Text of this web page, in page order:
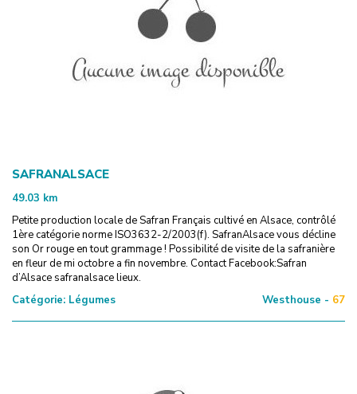
SAFRANALSACE
49.03 km
Petite production locale de Safran Français cultivé en Alsace, contrôlé
1ère catégorie norme ISO3632-2/2003(f). SafranAlsace vous décline
son Or rouge en tout grammage ! Possibilité de visite de la safranière
en fleur de mi octobre a fin novembre. Contact Facebook:Safran
d’Alsace safranalsace lieux.
Catégorie: Légumes Westhouse - 67